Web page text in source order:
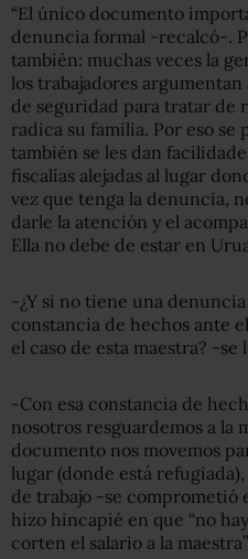
“El único documento
denuncia formal -recalcó-.
también: muchas veces la
los trabajadores
de seguridad para tratar de
radica su familia. Por eso
también se les dan
fiscalías alejadas al lugar
vez que tenga la denuncia,
darle la atención y el
Ella no debe de estar en
-¿Y si no tiene una
constancia de hechos ante
el caso de esta maestra? -
-Con esa constancia de
nosotros resguardemos a la
documento nos movemos
lugar (donde está
de trabajo -se comprometió
hizo hincapié en que “no
corten el salario a la